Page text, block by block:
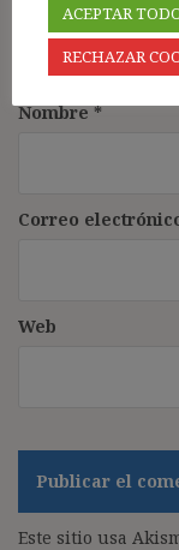
Nombre*
Correo
Web
Este sitio usa
ACEPTAR
RECHAZAR